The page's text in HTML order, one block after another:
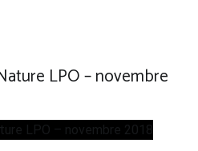
LPO – novembre